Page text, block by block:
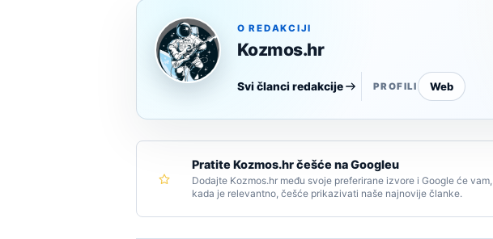
O REDAKCIJI
Kozmos.hr
Svi članci redakcije PROFILI Web
Pratite Kozmos.hr češće na Googleu
Dodajte Kozmos.hr među svoje preferirane izvore i Google će vam,
kada je relevantno, češće prikazivati naše najnovije članke.